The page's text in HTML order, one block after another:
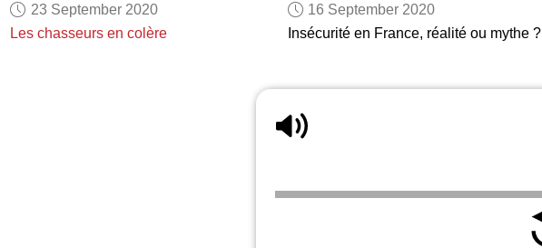
23 September 2020
Les chasseurs en colère
16 September 2020
Insécurité en France, réalité ou mythe ?